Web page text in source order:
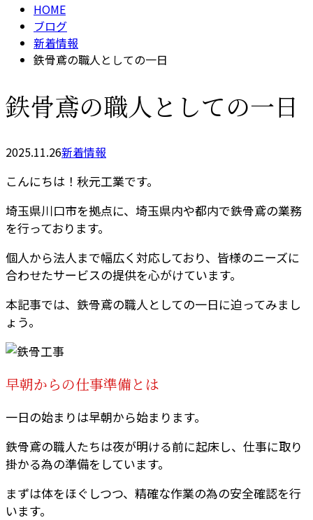
HOME
ブログ
新着情報
鉄骨鳶の職人としての一日
鉄骨鳶の職人としての一日
2025.11.26新着情報
こんにちは！秋元工業です。
埼玉県川口市を拠点に、埼玉県内や都内で鉄骨鳶の業務
を行っております。
個人から法人まで幅広く対応しており、皆様のニーズに
合わせたサービスの提供を心がけています。
本記事では、鉄骨鳶の職人としての一日に迫ってみまし
ょう。
早朝からの仕事準備とは
一日の始まりは早朝から始まります。
鉄骨鳶の職人たちは夜が明ける前に起床し、仕事に取り
掛かる為の準備をしています。
まずは体をほぐしつつ、精確な作業の為の安全確認を行
います。